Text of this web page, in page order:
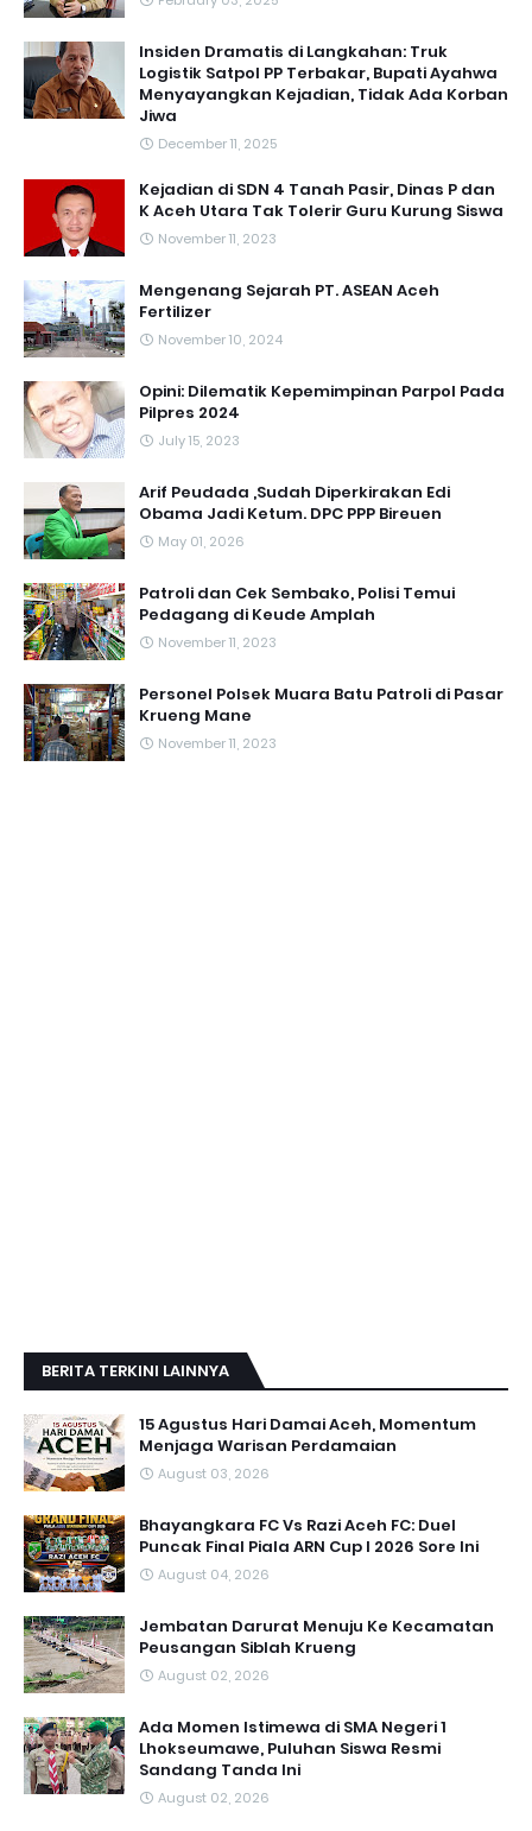
Insiden Dramatis di Langkahan: Truk
Logistik Satpol PP Terbakar, Bupati Ayahwa
Menyayangkan Kejadian, Tidak Ada Korban
Jiwa
December 11, 2025
Kejadian di SDN 4 Tanah Pasir, Dinas P dan
K Aceh Utara Tak Tolerir Guru Kurung Siswa
November 11, 2023
Mengenang Sejarah PT. ASEAN Aceh
Fertilizer
November 10, 2024
Opini: Dilematik Kepemimpinan Parpol Pada
Pilpres 2024
July 15, 2023
Arif Peudada ,Sudah Diperkirakan Edi
Obama Jadi Ketum. DPC PPP Bireuen
May 01, 2026
Patroli dan Cek Sembako, Polisi Temui
Pedagang di Keude Amplah
November 11, 2023
Personel Polsek Muara Batu Patroli di Pasar
Krueng Mane
November 11, 2023
BERITA TERKINI LAINNYA
15 Agustus Hari Damai Aceh, Momentum
Menjaga Warisan Perdamaian
August 03, 2026
Bhayangkara FC Vs Razi Aceh FC: Duel
Puncak Final Piala ARN Cup I 2026 Sore Ini
August 04, 2026
Jembatan Darurat Menuju Ke Kecamatan
Peusangan Siblah Krueng
August 02, 2026
Ada Momen Istimewa di SMA Negeri 1
Lhokseumawe, Puluhan Siswa Resmi
Sandang Tanda Ini
August 02, 2026